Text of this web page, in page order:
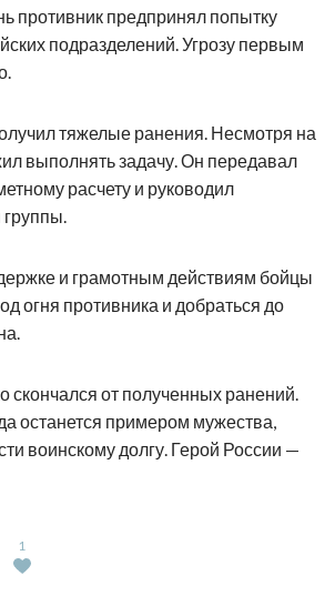
противник предпринял попытку
подразделений. Угрозу первым
тяжелые ранения. Несмотря на
выполнять задачу. Он передавал
расчету и руководил
и грамотным действиям бойцы
огня противника и добраться до
скончался от полученных ранений.
останется примером мужества,
воинскому долгу. Герой России —
1